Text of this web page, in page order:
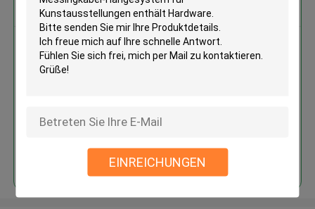
EINREICHUNGEN
Erhalten Sie den besten Preis für
Verstellbares Messingkabel-
Hängesystem für
Fortsetzen